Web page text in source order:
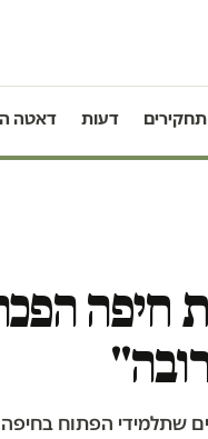
תחקירים דעות דאטה
חיפה
שתלמידי הפתוח